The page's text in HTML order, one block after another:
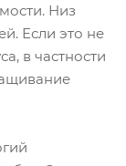
Низ
Если это не
в частности